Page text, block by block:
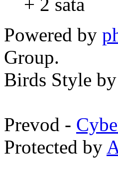
+ 2 sata
Powered by
Group.
Birds Style by
Prevod -
Protected by